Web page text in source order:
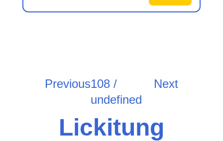
Previous108 /
undefined
Next
Lickitung